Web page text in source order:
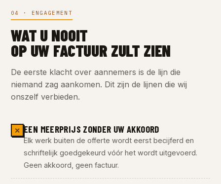
04 · ENGAGEMENT
WAT U NOOIT
OP UW FACTUUR ZULT ZIEN
De eerste klacht over aannemers is de lijn die
niemand zag aankomen. Dit zijn de lijnen die wij
onszelf verbieden.
✕ EEN MEERPRIJS ZONDER UW AKKOORD
Elk werk buiten de offerte wordt eerst becijferd en
schriftelijk goedgekeurd vóór het wordt uitgevoerd.
Geen akkoord, geen factuur.